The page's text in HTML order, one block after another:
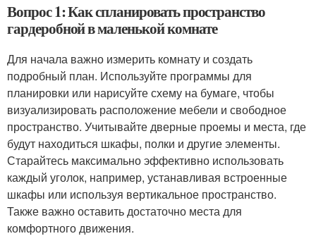
Вопрос 1: Как спланировать пространство
гардеробной в маленькой комнате
Для начала важно измерить комнату и создать
подробный план. Используйте программы для
планировки или нарисуйте схему на бумаге, чтобы
визуализировать расположение мебели и свободное
пространство. Учитывайте дверные проемы и места, где
будут находиться шкафы, полки и другие элементы.
Старайтесь максимально эффективно использовать
каждый уголок, например, устанавливая встроенные
шкафы или используя вертикальное пространство.
Также важно оставить достаточно места для
комфортного движения.